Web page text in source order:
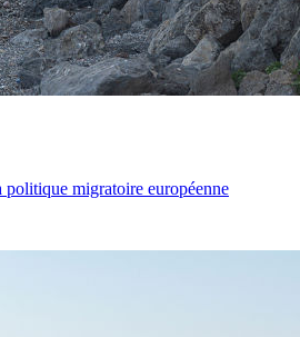
migratoire européenne